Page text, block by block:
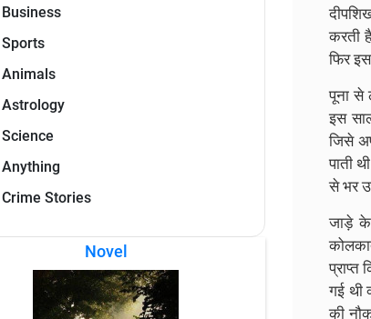
Business
Sports
Animals
Astrology
Science
Anything
Crime Stories
Novel
करती
फिर
पूना से
इस
जिसे
पाती
से भर
जाड़े
प्राप्त
गई थी